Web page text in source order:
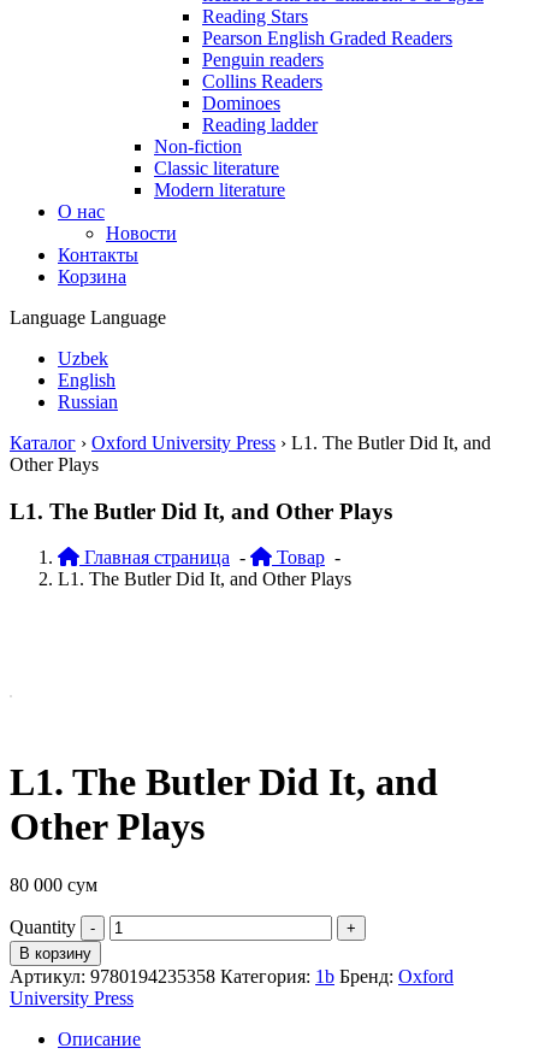
Reading Stars
Pearson English Graded Readers
Penguin readers
Collins Readers
Dominoes
Reading ladder
Non-fiction
Classic literature
Modern literature
О нас
Новости
Контакты
Корзина
Language Language
Uzbek
English
Russian
Каталог › Oxford University Press › L1. The Butler Did It, and
Other Plays
L1. The Butler Did It, and Other Plays
Главная страница - Товар -
L1. The Butler Did It, and Other Plays
L1. The Butler Did It, and
Other Plays
80 000 сум
Quantity
В корзину
Артикул: 9780194235358 Категория: 1b Бренд: Oxford
University Press
Описание